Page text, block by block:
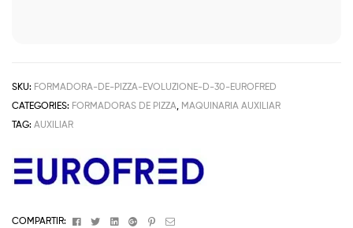
SKU: FORMADORA-DE-PIZZA-EVOLUZIONE-D-30-EUROFRED
CATEGORIES: FORMADORAS DE PIZZA, MAQUINARIA AUXILIAR
TAG: AUXILIAR
COMPARTIR: FacebookTwitterLinkedinGoogle+Pinterest
Email